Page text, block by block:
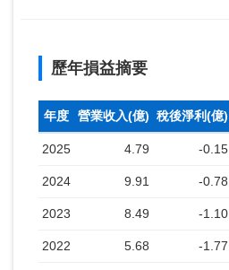
歷年損益摘要
年度 營業收入(億) 稅後淨利(億)
2025 4.79 -0.15
2024 9.91 -0.78
2023 8.49 -1.10
2022 5.68 -1.77